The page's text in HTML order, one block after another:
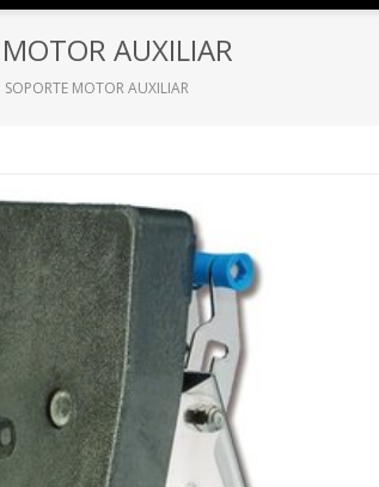
AUXILIAR
SOPORTE MOTOR AUXILIAR